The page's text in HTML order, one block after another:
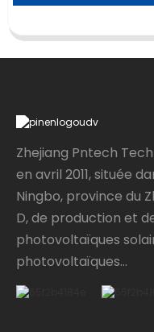
Zhejiang Pntech
en avril 2011, située
Ningbo, province du
D, de production et
photovoltaïques
photovoltaïques...